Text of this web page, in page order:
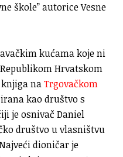
škole” autorice Vesne
kućama koje ni
Hrvatskom
naTrgovačkom
kao društvo s
je osnivač Daniel
društvo u vlasništvu
dioničar je